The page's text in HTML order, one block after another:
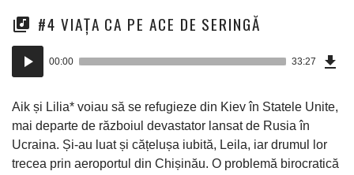
#4 VIAȚA CA PE ACE DE SERINGĂ
Player
audio
00:00 33:27
Aik și Lilia* voiau să se refugieze din Kiev în Statele Unite,
mai departe de războiul devastator lansat de Rusia în
Ucraina. Și-au luat și cățelușa iubită, Leila, iar drumul lor
trecea prin aeroportul din Chișinău. O problemă birocratică